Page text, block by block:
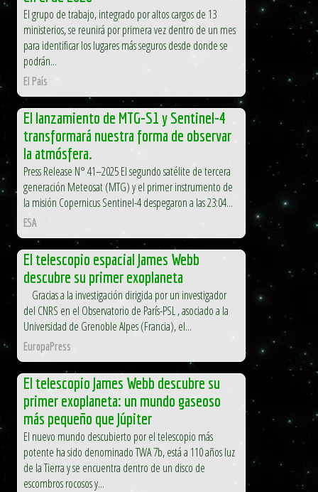
El grupo de trabajo, integrado por altos cargos de 13
ministerios, se reunirá por primera vez dentro de un mes
para identificar los lugares más seguros desde donde se
podrán...
El País
El lanzamiento de MTG-S1 y Sentinel-4
transformará nuestra forma de observar
la atmósfera.
Press Release N° 41–2025 El segundo satélite de tercera
generación Meteosat (MTG) y el primer instrumento de
la misión Copernicus Sentinel-4 despegaron a las 23:04...
ESA
El telescopio espacial James Webb
descubre su primer exoplaneta
Gracias a la investigación dirigida por un investigador
del CNRS en el Observatorio de París-PSL , asociado a la
Universidad de Grenoble Alpes (Francia), el...
EuropaPress
El telescopio James Webb descubre su
primer exoplaneta: un mundo gaseoso
más pequeño que Júpiter
El nuevo mundo descubierto por el telescopio más
potente ha sido denominado TWA 7b, está a 110 años luz
de la Tierra y se encuentra dentro de un disco de
escombros rocosos y...